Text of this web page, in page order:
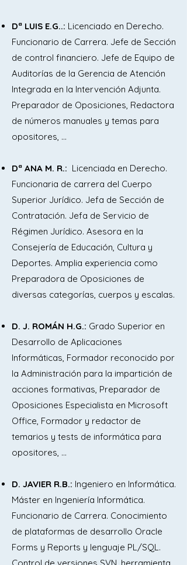
Tema 6. Higiene, tratamiento y
manipulación de alimentos. Prevención
de las enfermedades alimentarias.
Lavado y pelado de los alimentos.
Tema 7. El local de cocina: Distribución,
utilización, limpieza, conservación,
materiales de fabricación y
propiedades de herramientas,
utensilios y batería de cocina.
Tema 8. Montaje y servicios básicos de
comedores en centros públicos.
Distribución de alimentos en la cinta de
emplatado.
Tema 9. El principio de igualdad entre
mujeres y hombres. La tutela contra la
discriminación. El marco normativo para
la promoción de la igualdad de género
y para la protección integral contra la
violencia de género, la LGTBIfobia y la
discriminación por razón de orientación
e identidad sexual. Especial referencia a
Dª LUIS E.G..: Licenciado en Derecho.
Funcionario de Carrera. Jefe de Sección
de control financiero. Jefe de Equipo de
Auditorías de la Gerencia de Atención
Integrada en la Intervención Adjunta.
Preparador de Oposiciones, Redactora
de números manuales y temas para
opositores, …
Dª ANA M. R.: Licenciada en Derecho.
Funcionaria de carrera del Cuerpo
Superior Jurídico. Jefa de Sección de
Contratación. Jefa de Servicio de
Régimen Jurídico. Asesora en la
Consejería de Educación, Cultura y
Deportes. Amplia experiencia como
Preparadora de Oposiciones de
diversas categorías, cuerpos y escalas.
D. J. ROMÁN H.G.: Grado Superior en
Desarrollo de Aplicaciones
Informáticas, Formador reconocido por
la Administración para la impartición de
acciones formativas, Preparador de
Oposiciones Especialista en Microsoft
Office, Formador y redactor de
temarios y tests de informática para
opositores, …
D. JAVIER R.B.: Ingeniero en Informática.
Máster en Ingeniería Informática.
Funcionario de Carrera. Conocimiento
de plataformas de desarrollo Oracle
Forms y Reports y lenguaje PL/SQL.